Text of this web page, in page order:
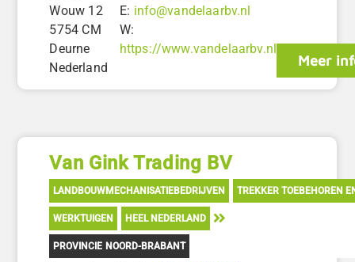
Wouw 12
5754 CM
Deurne
Nederland
E: info@vandelaarbv.nl
W:
https://www.vandelaarbv.nl
Meer
Van Gink Trading BV
LANDBOUWMECHANISATIEBEDRIJVEN TREKKER TOEBEHOREN
WERKTUIGEN HEEL NEDERLAND
PROVINCIE NOORD-BRABANT